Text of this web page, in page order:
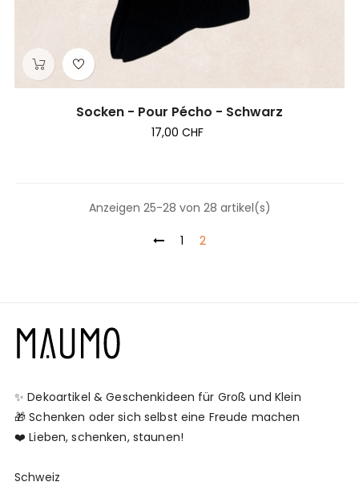
Socken - Pour Pécho - Schwarz
17,00 CHF
Anzeigen 25-28 von 28 artikel(s)
1 2
✨ Dekoartikel & Geschenkideen für Groß und Klein
🎁 Schenken oder sich selbst eine Freude machen
❤️ Lieben, schenken, staunen!
Schweiz